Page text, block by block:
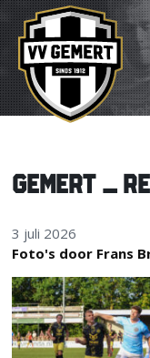
GEMERT –
3 juli 2026
Foto's door Frans